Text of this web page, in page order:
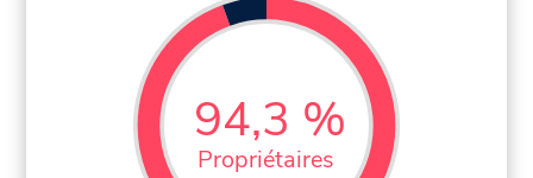
94,3 %
Propriétaires